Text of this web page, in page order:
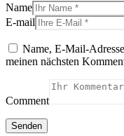
Name
E-mail
Name, E-Mail-
meinen nächsten
Comment